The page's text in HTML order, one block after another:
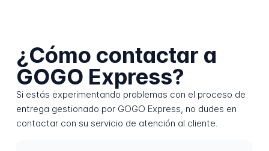
¿Cómo contactar a
GOGO Express?
Si estás experimentando problemas con el proceso de
entrega gestionado por GOGO Express, no dudes en
contactar con su servicio de atención al cliente.